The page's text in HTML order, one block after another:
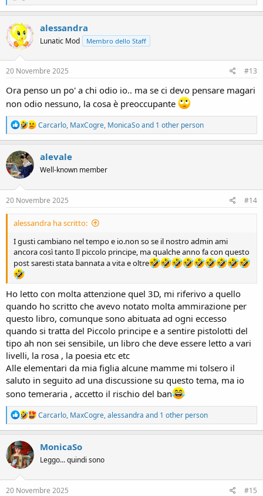
e
a
t
i
n
s
alessandra
Lunatic Mod Membro dello Staff
20 Novembre 2025 #13
Ora penso un po' a chi odio io.. ma se ci devo pensare magari
non odio nessuno, la cosa è preoccupante
R
e
a
n
s
Carcarlo, MaxCogre, MonicaSoand 1 other person
alevale
Well-known member
20 Novembre 2025 #14
alessandra ha scritto:
I gusti cambiano nel tempo e io.non so se il nostro admin ami
ancora così tanto Il piccolo principe, ma qualche anno fa con questo
post saresti stata bannata a vita e oltre
Ho letto con molta attenzione quel 3D, mi riferivo a quello
quando ho scritto che avevo notato molta ammirazione per
questo libro, comunque sono abituata ad ogni eccesso
quando si tratta del Piccolo principe e a sentire pistolotti del
tipo ah non sei sensibile, un libro che deve essere letto a vari
livelli, la rosa , la poesia etc etc
Alle elementari da mia figlia alcune mamme mi tolsero il
saluto in seguito ad una discussione su questo tema, ma io
sono temeraria , accetto il rischio del ban
R
e
a
c
n
s
Carcarlo, MaxCogre,alessandra and 1 other person
MonicaSo
Leggo... quindi sono
20 Novembre 2025 #15